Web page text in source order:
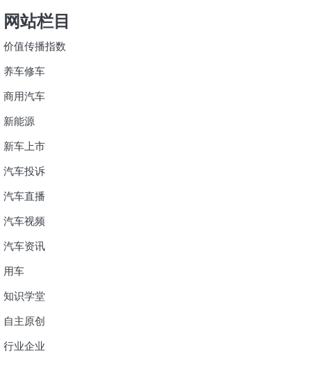
网站栏目
价值传播指数
养车修车
商用汽车
新能源
新车上市
汽车投诉
汽车直播
汽车视频
汽车资讯
用车
知识学堂
自主原创
行业企业